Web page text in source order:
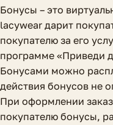
Бонусы – это
lacywear дарит
покупателю за его
программе «Приведи
Бонусами можно
действия бонусов не
При оформлении
покупателю бонусы,